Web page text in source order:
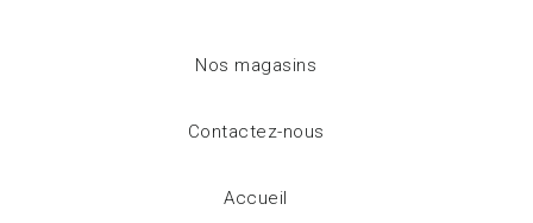
Nos magasins
Contactez-nous
Accueil